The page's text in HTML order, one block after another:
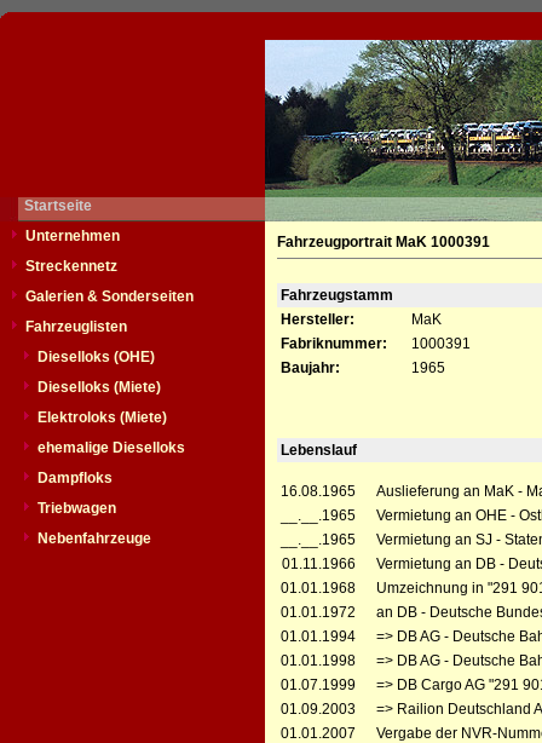
Startseite
Unternehmen
Streckennetz
Galerien & Sonderseiten
Fahrzeuglisten
Dieselloks (OHE)
Dieselloks (Miete)
Elektroloks (Miete)
ehemalige Dieselloks
Dampfloks
Triebwagen
Nebenfahrzeuge
Fahrzeugportrait MaK 1000391
Fahrzeugstamm
Hersteller:
MaK
Fabriknummer:
1000391
Baujahr:
1965
Lebenslauf
16.08.1965
Auslieferung an MaK -
__.__.1965
Vermietung an OHE -
__.__.1965
Vermietung an SJ -
01.11.1966
Vermietung an DB -
01.01.1968
Umzeichnung in "291
01.01.1972
an DB - Deutsche
01.01.1994
=> DB AG - Deutsche
01.01.1998
=> DB AG - Deutsche
01.07.1999
=> DB Cargo AG "291
01.09.2003
=> Railion Deutschland
01.01.2007
Vergabe der NVR-